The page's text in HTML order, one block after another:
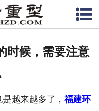
网站首页
时候，需要注意
越来越多了， 福建环